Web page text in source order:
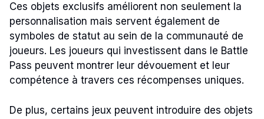
Ces objets exclusifs améliorent non seulement la
personnalisation mais servent également de
symboles de statut au sein de la communauté de
joueurs. Les joueurs qui investissent dans le Battle
Pass peuvent montrer leur dévouement et leur
compétence à travers ces récompenses uniques.
De plus, certains jeux peuvent introduire des objets